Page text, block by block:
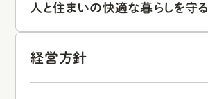
人と住まいの快適な暮らしを守る
経営方針